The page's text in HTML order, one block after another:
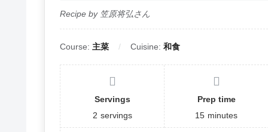
Recipe by 笠原将弘さん
Course: 主菜 Cuisine: 和食
Servings
2 servings
Prep time
15 minutes